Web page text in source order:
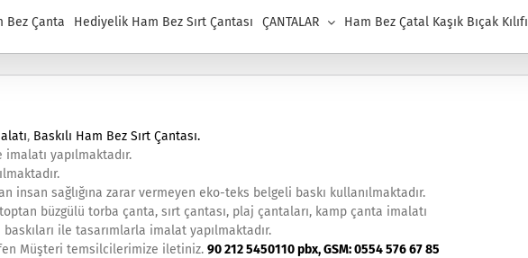
Bez Çanta Hediyelik Ham Bez Sırt Çantası ÇANTALAR Ham Bez Çatal Kaşık Bıçak Kılıfı
, Baskılı Ham Bez Sırt Çantası.
imalatı yapılmaktadır.
insan sağlığına zarar vermeyen eko-teks belgeli baskı kullanılmaktadır.
büzgülü torba çanta, sırt çantası, plaj çantaları, kamp çanta imalatı
ile tasarımlarla imalat yapılmaktadır.
Müşteri temsilcilerimize iletiniz. 90 212 5450110 pbx, GSM: 0554 576 67 85